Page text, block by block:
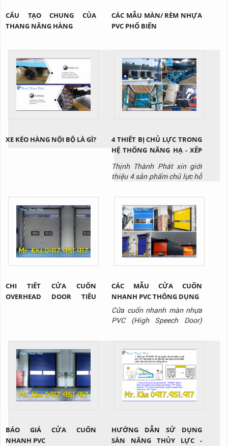
CẤU TẠO CHUNG CỦA
THANG NÂNG HÀNG
CÁC MẪU MÀN/ RÈM NHỰA
PVC PHỔ BIẾN
XE KÉO HÀNG NỘI BỘ LÀ GÌ?
4 THIẾT BỊ CHỦ LỰC TRONG
HỆ THỐNG NÂNG HẠ - XẾP
Thịnh Thành Phát xin giới
thiệu 4 sản phẩm chủ lực hỗ
hàng trong hệ thống kho
vận
CHI TIẾT CỬA CUỐN
OVERHEAD DOOR TIÊU
CÁC MẪU CỬA CUỐN
NHANH PVC THÔNG DỤNG
Cửa cuốn nhanh màn nhựa
PVC (High Speech Door)
năng nổi bật như: giảm thất
thoát nhiệt, hạn chế bụi bẩn,
mùi hôi, côn trùng xâm nhập
trong quá trình di chuyển
hàng hóa giữa các khu vực
mà còn đa dạng nhiều mẫu
mã và chủng loại nhằm đáp
BÁO GIÁ CỬA CUỐN
NHANH PVC
HƯỚNG DẪN SỬ DỤNG
SÀN NÂNG THỦY LỰC -